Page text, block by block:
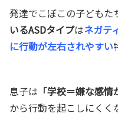
発達でこぼこの子どもた
いるASDタイプはネガテ
に行動が左右されやすい
息子は 「学校＝嫌な感情
から行動を起こしにくく